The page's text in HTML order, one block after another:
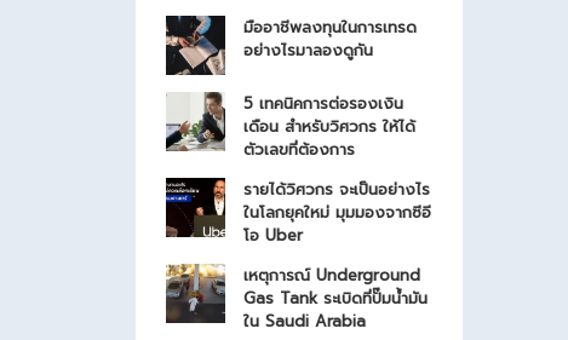
มืออาชีพลงทุนในการเทรด
อย่างไรมาลองดูกัน
5 เทคนิคการต่อรองเงิน
เดือน สำหรับวิศวกร ให้ได้
ตัวเลขที่ต้องการ
รายได้วิศวกร จะเป็นอย่างไร
ในโลกยุคใหม่ มุมมองจากซีอี
โอ Uber
เหตุการณ์ Underground
Gas Tank ระเบิดที่ปั๊มน้ำมัน
ใน Saudi Arabia